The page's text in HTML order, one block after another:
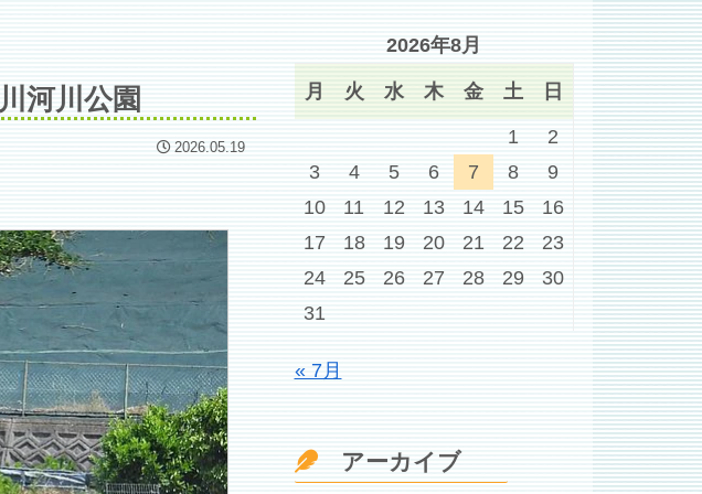
河川公園
2026.05.19
2026年8月
月 火 水 木 金 土 日
1
2
3
4 5 6 7 8
9
10
11 12 13 14 15
16
17
18 19 20 21 22
23
24
25 26 27 28 29
30
31
« 7月
アーカイブ